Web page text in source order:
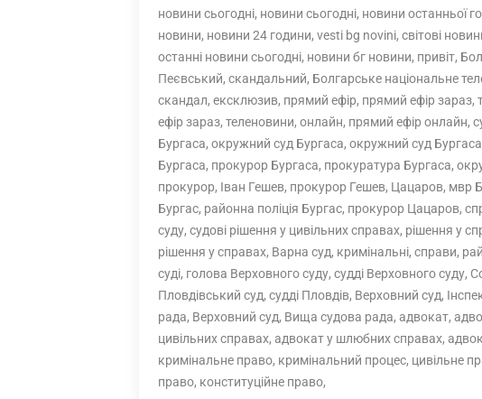
новини сьогодні, новини сьогодні, новини останньої
новини, новини 24 години, vesti bg novini, світові
останні новини сьогодні, новини бг новини, привіт,
Пеєвський, скандальний, Болгарське національне
скандал, ексклюзив, прямий ефір, прямий ефір зараз,
ефір зараз, теленовини, онлайн, прямий ефір онлайн,
Бургаса, окружний суд Бургаса, окружний суд
Бургаса, прокурор Бургаса, прокуратура Бургаса,
прокурор, Іван Гешев, прокурор Гешев, Цацаров, мвр
Бургас, районна поліція Бургас, прокурор Цацаров,
суду, судові рішення у цивільних справах, рішення у
рішення у справах, Варна суд, кримінальні, справи,
суді, голова Верховного суду, судді Верховного суду,
Пловдівський суд, судді Пловдів, Верховний суд,
рада, Верховний суд, Вища судова рада, адвокат,
цивільних справах, адвокат у шлюбних справах,
кримінальне право, кримінальний процес, цивільне
право, конституційне право,